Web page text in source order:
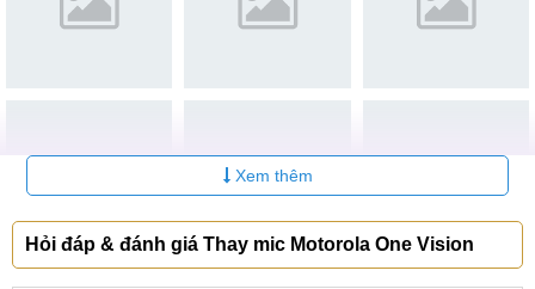
CN 5:602 Lê Hồng Phong, Quận 10
CN 6:97 Hàm Nghi, Q.Thanh Khê
Hotline:097.123.9797
Xem thêm
Hỏi đáp & đánh giá Thay mic Motorola One Vision